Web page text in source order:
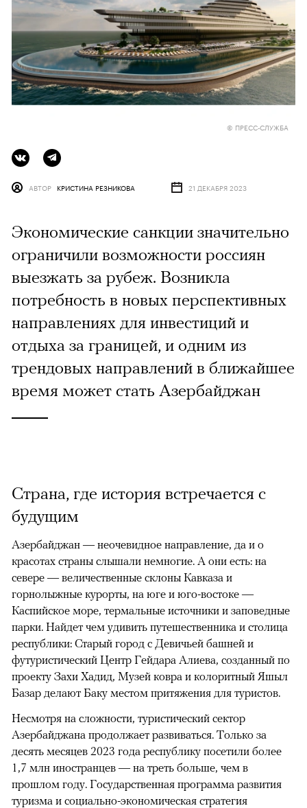
© ПРЕСС-СЛУЖБА
АВТОР КРИСТИНА РЕЗНИКОВА 21 ДЕКАБРЯ 2023
Экономические санкции значительно
ограничили возможности россиян
выезжать за рубеж. Возникла
потребность в новых перспективных
направлениях для инвестиций и
отдыха за границей, и одним из
трендовых направлений в ближайшее
время может стать Азербайджан
Страна, где история встречается с
будущим
Азербайджан — неочевидное направление, да и о
красотах страны слышали немногие. А они есть: на
севере — величественные склоны Кавказа и
горнолыжные курорты, на юге и юго-востоке —
Каспийское море, термальные источники и заповедные
парки. Найдет чем удивить путешественника и столица
республики: Старый город с Девичьей башней и
футуристический Центр Гейдара Алиева, созданный по
проекту Захи Хадид, Музей ковра и колоритный Яшыл
Базар делают Баку местом притяжения для туристов.
Несмотря на сложности, туристический сектор
Азербайджана продолжает развиваться. Только за
десять месяцев 2023 года республику посетили более
1,7 млн иностранцев — на треть больше, чем в
прошлом году. Государственная программа развития
туризма и социально-экономическая стратегия